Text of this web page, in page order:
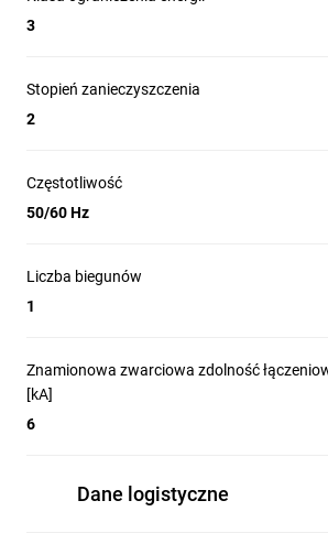
3
Stopień zanieczyszczenia
2
Częstotliwość
50/60 Hz
Liczba biegunów
1
Znamionowa zwarciowa zdolność
[kA]
6
Dane logistyczne